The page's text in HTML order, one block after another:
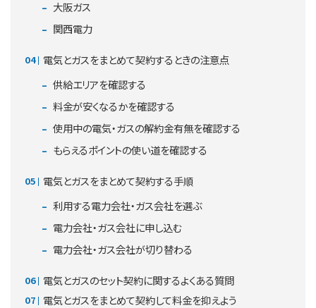
大阪ガス
関西電力
電気とガスをまとめて契約するときの注意点
供給エリアを確認する
料金が安くなるかを確認する
使用中の電気・ガスの解約金有無を確認する
もらえるポイントの使い道を確認する
電気とガスをまとめて契約する手順
利用する電力会社・ガス会社を選ぶ
電力会社・ガス会社に申し込む
電力会社・ガス会社が切り替わる
電気とガスのセット契約に関するよくある質問
電気とガスをまとめて契約して料金を抑えよう